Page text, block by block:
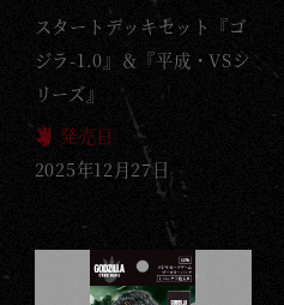
スタートデッキセット『ゴ
ジラ-1.0』＆『平成・VSシ
リーズ』
発売日
2025年12月27日